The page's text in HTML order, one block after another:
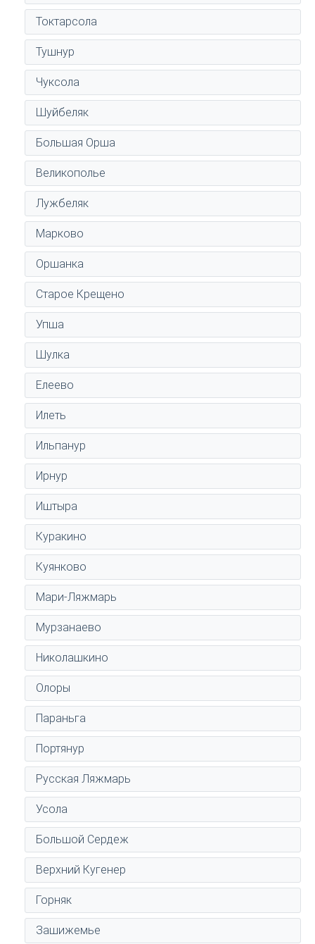
Токтарсола
Тушнур
Чуксола
Шуйбеляк
Большая Орша
Великополье
Лужбеляк
Марково
Оршанка
Старое Крещено
Упша
Шулка
Елеево
Илеть
Ильпанур
Ирнур
Иштыра
Куракино
Куянково
Мари-Ляжмарь
Мурзанаево
Николашкино
Олоры
Параньга
Портянур
Русская Ляжмарь
Усола
Большой Сердеж
Верхний Кугенер
Горняк
Зашижемье